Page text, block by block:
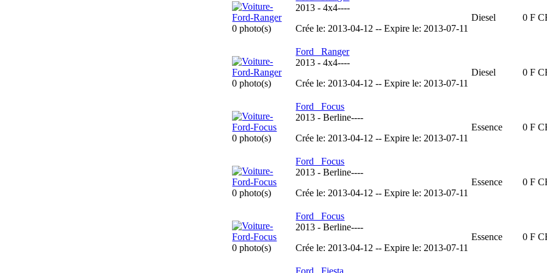
0 photo(s)
2013 -4x4----
Crée le: 2013-04-12 -- Expire le: 2013-07-11
Diesel 0 F
0 photo(s)
Ford Ranger
2013 -4x4----
Crée le: 2013-04-12 -- Expire le: 2013-07-11
Diesel 0 F
0 photo(s)
Ford Focus
2013 -Berline----
Crée le: 2013-04-12 -- Expire le: 2013-07-11
Essence 0 F
0 photo(s)
Ford Focus
2013 -Berline----
Crée le: 2013-04-12 -- Expire le: 2013-07-11
Essence 0 F
0 photo(s)
Ford Focus
2013 -Berline----
Crée le: 2013-04-12 -- Expire le: 2013-07-11
Essence 0 F